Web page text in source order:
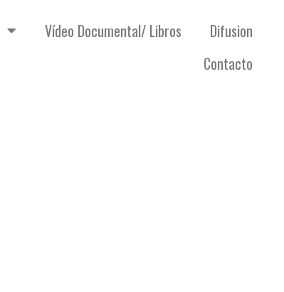
Vídeo Documental/ Libros
Difusion
Contacto